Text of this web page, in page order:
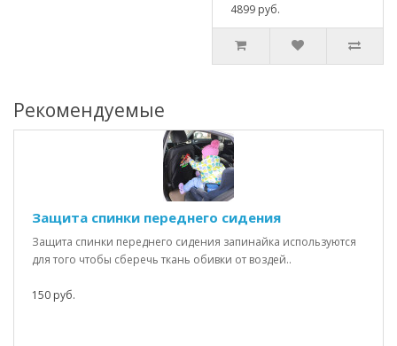
4899 руб.
Рекомендуемые
Защита спинки переднего сидения
Защита спинки переднего сидения запинайка используются
для того чтобы сберечь ткань обивки от воздей..
150 руб.